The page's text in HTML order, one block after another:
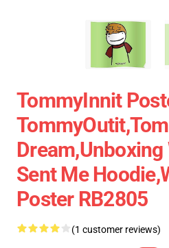
TommyInnit
Sent Me
Poster RB2805
(1 customer reviews)